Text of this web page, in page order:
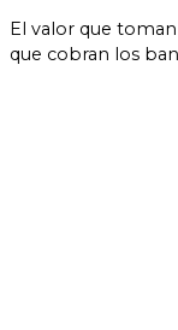
El valor que
que cobran los